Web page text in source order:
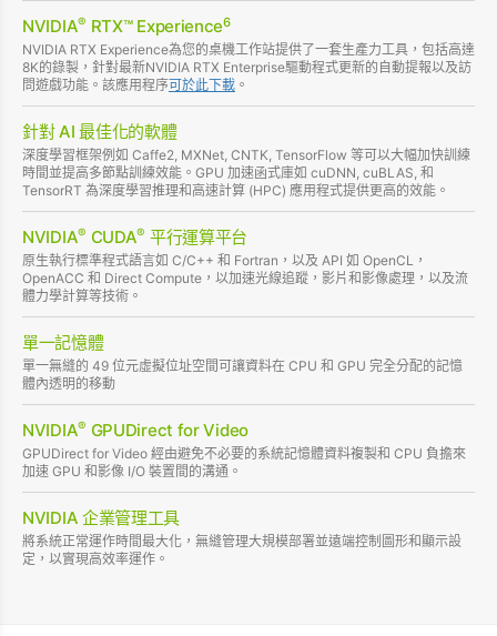
NVIDIA® RTX™ Experience6
NVIDIA RTX Experience為您的桌機工作站提供了一套生產力工具，包括高達
8K的錄製，針對最新NVIDIA RTX Enterprise驅動程式更新的自動提報以及訪
問遊戲功能。該應用程序可於此下載 。
針對 AI 最佳化的軟體
深度學習框架例如 Caffe2, MXNet, CNTK, TensorFlow 等可以大幅加快訓練
時間並提高多節點訓練效能。GPU 加速函式庫如 cuDNN, cuBLAS, 和
TensorRT 為深度學習推理和高速計算 (HPC) 應用程式提供更高的效能。
NVIDIA® CUDA® 平行運算平台
原生執行標準程式語言如 C/C++ 和 Fortran，以及 API 如 OpenCL，
OpenACC 和 Direct Compute，以加速光線追蹤，影片和影像處理，以及流
體力學計算等技術。
單一記憶體
單一無縫的 49 位元虛擬位址空間可讓資料在 CPU 和 GPU 完全分配的記憶
體內透明的移動
NVIDIA® GPUDirect for Video
GPUDirect for Video 經由避免不必要的系統記憶體資料複製和 CPU 負擔來
加速 GPU 和影像 I/O 裝置間的溝通。
NVIDIA 企業管理工具
將系統正常運作時間最大化，無縫管理大規模部署並遠端控制圖形和顯示設
定，以實現高效率運作。